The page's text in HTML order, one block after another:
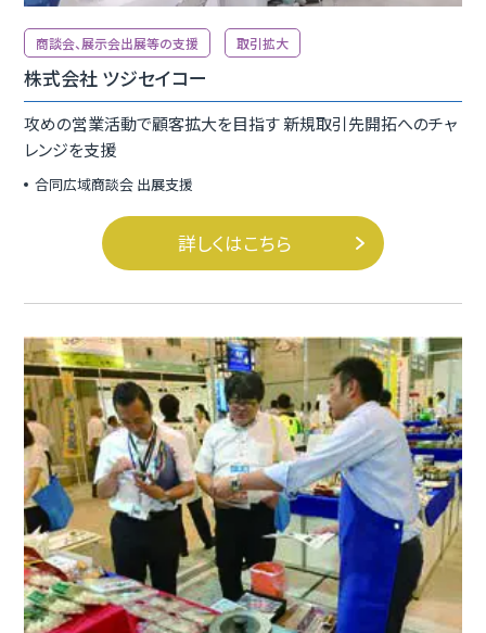
商談会、展示会出展等の支援 取引拡大
株式会社 ツジセイコー
攻めの営業活動で顧客拡大を目指す 新規取引先開拓へのチャ
レンジを支援
合同広域商談会 出展支援
詳しくはこちら